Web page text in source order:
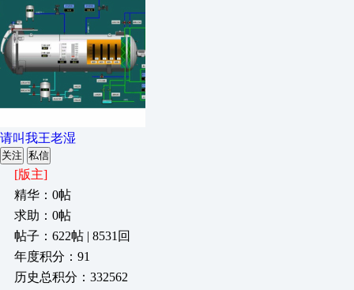
请叫我王老湿
关注 私信
[版主]
精华：0帖
求助：0帖
帖子：622帖 | 8531回
年度积分：91
历史总积分：332562